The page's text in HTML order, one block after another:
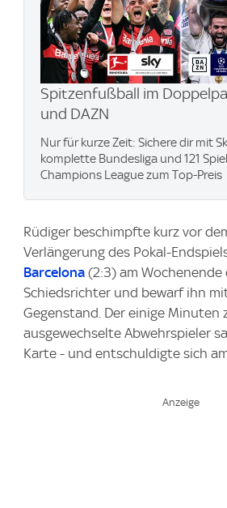
Spitzenfußball im
und DAZN
Nur für kurze Zeit: Sichere dir mit
komplette Bundesliga und 121
Champions League zum Top-Preis
Rüdiger beschimpfte kurz vor
Verlängerung des Pokal-
Barcelona (2:3) am Wochenende
Schiedsrichter und bewarf ihn
Gegenstand. Der einige Minuten
ausgewechselte Abwehrspieler
Karte - und entschuldigte sich